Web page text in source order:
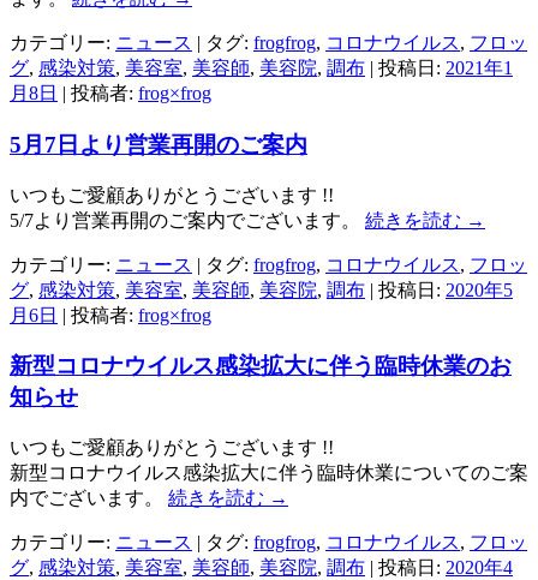
カテゴリー: ニュース | タグ: frogfrog, コロナウイルス, フロッ
グ, 感染対策, 美容室, 美容師, 美容院, 調布 | 投稿日: 2021年1
月8日 | 投稿者: frog×frog
5月7日より営業再開のご案内
いつもご愛顧ありがとうございます !!
5/7より営業再開のご案内でございます。 続きを読む →
カテゴリー: ニュース | タグ: frogfrog, コロナウイルス, フロッ
グ, 感染対策, 美容室, 美容師, 美容院, 調布 | 投稿日: 2020年5
月6日 | 投稿者: frog×frog
新型コロナウイルス感染拡大に伴う臨時休業のお
知らせ
いつもご愛顧ありがとうございます !!
新型コロナウイルス感染拡大に伴う臨時休業についてのご案
内でございます。 続きを読む →
カテゴリー: ニュース | タグ: frogfrog, コロナウイルス, フロッ
グ, 感染対策, 美容室, 美容師, 美容院, 調布 | 投稿日: 2020年4